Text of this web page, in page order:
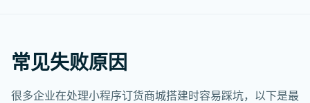
常见失败原因
很多企业在处理小程序订货商城搭建时容易踩坑，以下是最